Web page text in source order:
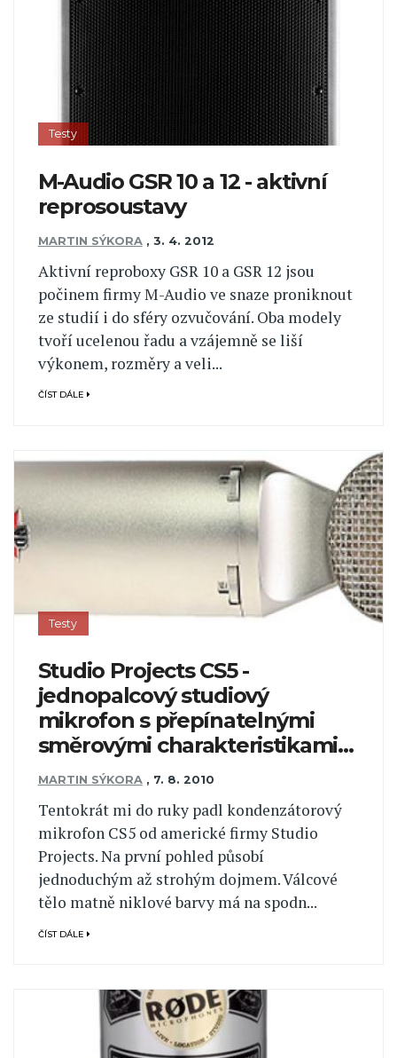
Testy
M-Audio GSR 10 a 12 - aktivní
reprosoustavy
MARTIN SÝKORA , 3. 4. 2012
Aktivní reproboxy GSR 10 a GSR 12 jsou
počinem firmy M-Audio ve snaze proniknout
ze studií i do sféry ozvučování. Oba modely
tvoří ucelenou řadu a vzájemně se liší
výkonem, rozměry a veli...
ČÍST DÁLE
Testy
Studio Projects CS5 -
jednopalcový studiový
mikrofon s přepínatelnými
směrovými charakteristikami...
MARTIN SÝKORA , 7. 8. 2010
Tentokrát mi do ruky padl kondenzátorový
mikrofon CS5 od americké firmy Studio
Projects. Na první pohled působí
jednoduchým až strohým dojmem. Válcové
tělo matně niklové barvy má na spodn...
ČÍST DÁLE